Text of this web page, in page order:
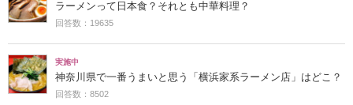
ラーメンって日本食？それとも中華料理？
回答数：19635
実施中
神奈川県で一番うまいと思う「横浜家系ラーメン店」はどこ？
回答数：8502